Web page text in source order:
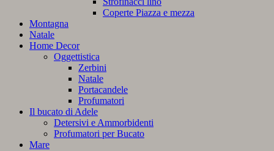
Coperte Piazza e mezza
Montagna
Natale
Home Decor
Oggettistica
Zerbini
Natale
Portacandele
Profumatori
Il bucato di Adele
Detersivi e Ammorbidenti
Profumatori per Bucato
Mare